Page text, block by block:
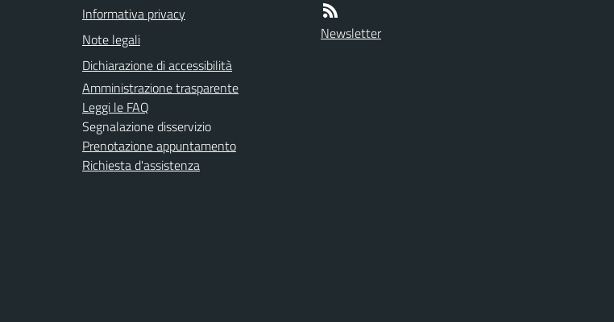
Informativa privacy
Note legali
Dichiarazione di accessibilità
Amministrazione trasparente
Leggi le FAQ
Segnalazione disservizio
Prenotazione appuntamento
Richiesta d'assistenza
Newsletter